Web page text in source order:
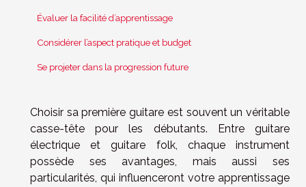
Évaluer la facilité d’apprentissage
Considérer l’aspect pratique et budget
Se projeter dans la progression future
Choisir sa première guitare est souvent un véritable
casse-tête pour les débutants. Entre guitare
électrique et guitare folk, chaque instrument
possède ses avantages, mais aussi ses
particularités, qui influenceront votre apprentissage